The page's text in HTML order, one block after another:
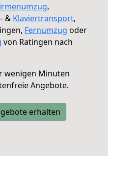
,
& Klaviertransport,
Fernumzug oder
von Ratingen nach
wenigen Minuten
Angebote.
erhalten